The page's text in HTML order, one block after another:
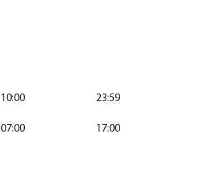
10:00 23:59
07:00 17:00